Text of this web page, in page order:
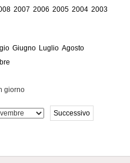
2007 2006 2005 2004 2003
Giugno Luglio Agosto
giorno
Successivo